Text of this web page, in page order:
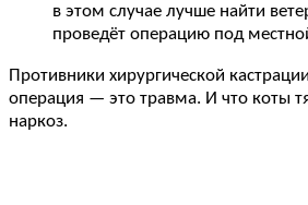
в этом случае лучше найти
проведёт операцию под
Противники хирургической
операция — это травма. И что коты
наркоз.